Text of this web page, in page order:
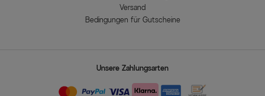
Versand
Bedingungen für Gutscheine
Unsere Zahlungsarten